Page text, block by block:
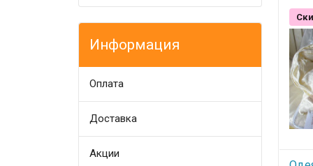
Информация
Оплата
Доставка
Акции
-
-
- не
- не